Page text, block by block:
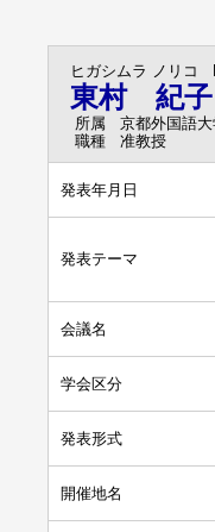
ヒガシムラ ノリコ
東村 紀子
所属
京都外国語
職種
准教授
発表年月日
発表テーマ
会議名
学会区分
発表形式
開催地名